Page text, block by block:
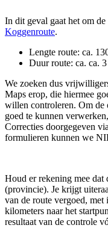
In dit geval gaat het om
Koggenroute.
Lengte route: ca.
Duur route: ca. ca.
We zoeken dus
Maps erop, die hiermee
willen controleren. Om de
goed te kunnen
Correcties doorgegeven
formulieren kunnen we
Houd er rekening mee
(provincie). Je krijgt
van de route vergoed,
kilometers naar het
resultaat van de controle